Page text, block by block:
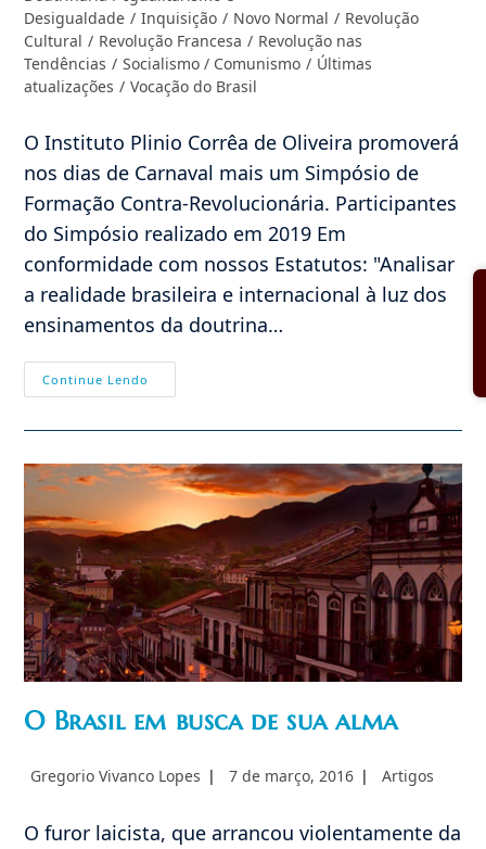
Desigualdade / Inquisição / Novo Normal / Revolução
Cultural / Revolução Francesa / Revolução nas
Tendências / Socialismo / Comunismo / Últimas
atualizações / Vocação do Brasil
O Instituto Plinio Corrêa de Oliveira promoverá
nos dias de Carnaval mais um Simpósio de
Formação Contra-Revolucionária. Participantes
do Simpósio realizado em 2019 Em
conformidade com nossos Estatutos: "Analisar
a realidade brasileira e internacional à luz dos
ensinamentos da doutrina…
Continue Lendo
De
Carnaval
2021
O Brasil em busca de sua alma
Autor
Gregorio Vivanco Lopes
Post
7 de março, 2016
Categoria
Artigos
O furor laicista, que arrancou violentamente da